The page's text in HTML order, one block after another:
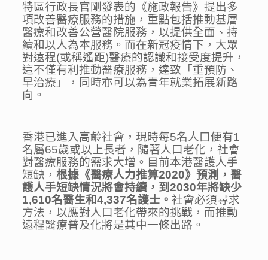
特區行政長官剛發表的《施政報告》提出多
項改善醫療服務的措施，重點包括推動基層
醫療和改善公營醫院服務，以提供全面、持
續和以人為本服務。而在新冠疫情下，大眾
對遠程(或稱遙距)醫療的認識和接受度提升，
這不僅有利推動醫療服務，達致「重預防、
早治療」，同時亦可以為青年就業拓展新路
向。
香港已進入高齡社會，現時每5名人口便有1
名屬65歲或以上長者，隨著人口老化，社會
對醫療服務的需求大增。目前本港醫護人手
短缺，根據《醫療人力推算2020》預測，醫
護人手短缺情況將會持續，到2030年將缺少
1,610名醫生和4,337名護士。社會必須尋求
方法，以應對人口老化帶來的挑戰，而推動
遠程醫療普及化將是其中一條出路。